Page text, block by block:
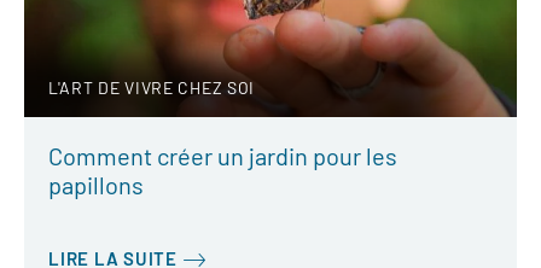
L'ART DE VIVRE CHEZ SOI
Comment créer un jardin pour les
papillons
LIRE LA SUITE